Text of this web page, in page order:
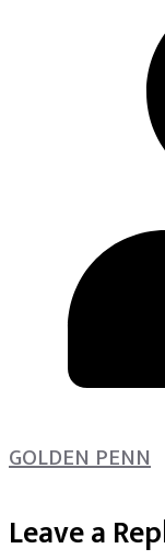
GOLDEN PENN
Leave a